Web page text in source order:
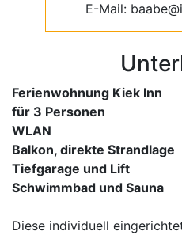
E-Mail:
Ferienwohnung Kiek Inn
für 3 Personen
WLAN
Balkon, direkte Strandlage
Tiefgarage und Lift
Schwimmbad und Sauna
Diese individuell